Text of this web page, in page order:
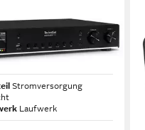
143 (V3) Internet-
Stromversorgung
Laufwerk